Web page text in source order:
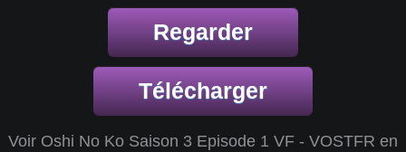
Regarder
Télécharger
Voir Oshi No Ko Saison 3 Episode 1 VF - VOSTFR en